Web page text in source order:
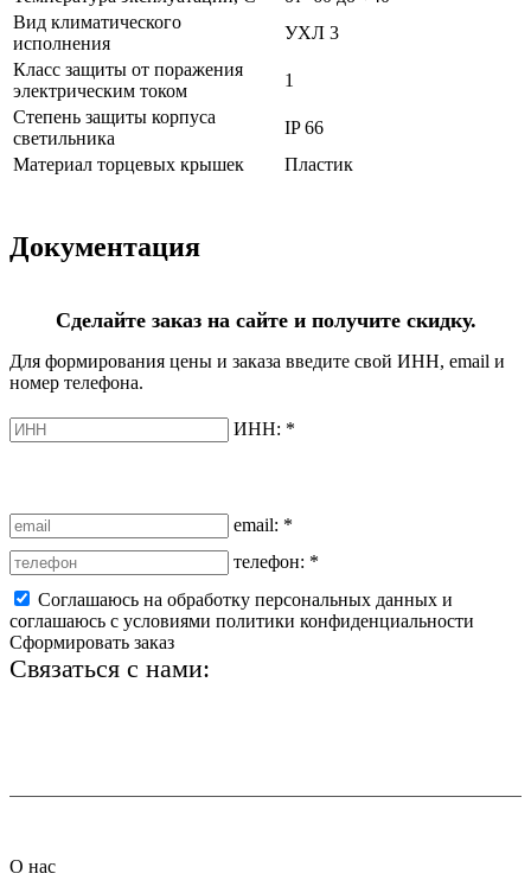
Вид климатического
исполнения
УХЛ 3
Класс защиты от поражения
электрическим током
1
Степень защиты корпуса
светильника
IP 66
Материал торцевых крышек
Пластик
Документация
Сделайте заказ на сайте и получите скидку.
Для формирования цены и заказа введите свой ИНН, email и
номер телефона.
ИНН: *
email: *
телефон: *
Соглашаюсь на обработку персональных данных и
соглашаюсь с условиями политики конфиденциальности
Сформировать заказ
Связаться с нами:
О нас